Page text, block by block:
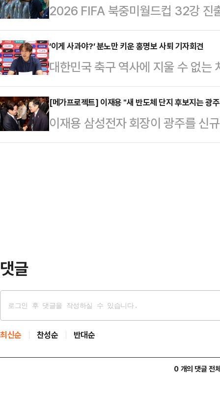
다. 잠수함 숫자는 세 배로 늘어나
야 하는 만큼, 캐…
를 받고 있는 중학생 7명 중 일부가
했다.공개된 영상에는 남녀 학생 7
리카락을 잡아끌고 다니고는 몸 위
들은 장소를 옮기면서 폭행을 지속
건물 옥상에서…
2026 FIFA 북중미월드컵 32강 진
성난 여론의 화살이 홍명보 감독을
부족, 단조로운 스리백의 붕괴, 선
구’의 한계 등 홍명보 감독의 무능
독은 사퇴를 발표하며 한 발 물러
도자를 투명한 검증 과정 없이 다시
임은 홍 감독을 선임한 대한축구협
문제 많은 …
‘이게 사과야?’ 분노만 키운 홍명보 사퇴 기자회견
대한민국 축구 역사에 지울 수 없는
간까지 축구팬들 가슴에 대못을 박
체제의 2026 북중미월드컵에서
를 받아 들었지만, 그 어디에서도
코 과달라하라에서 진행된 사퇴의
[메가프로젝트] 이재용 "새 반도체 단지 후보지는 광
이재용 삼성전자 회장이 광주를 신
밝혔다. 인공지능(AI) 확산으로 반
댓글
최신순 찬성순 반대순
0 개의 댓글 전